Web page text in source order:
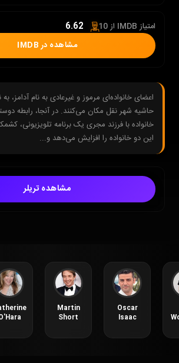
امتیاز IMDB از 10 : 6.62
مشاهده در IMDB
اعضای خانواده‌ای مرموز و غیرعادی به نام آدامز، به
حاشیه شهر نقل مکان می‌کنند. در آنجا، رابطه
خانواده با فرزند مجری یک برنامه تلویزیونی،
این دو خانواده را افزایش می‌دهد و...
مشاهده تریلر
Martin
Short
Oscar
Isaac